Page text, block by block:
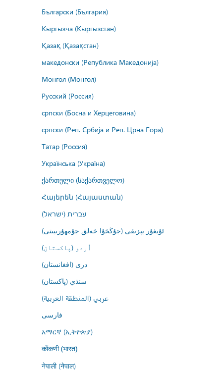
Български (България)
Кыргызча (Кыргызстан)
Қазақ (Қазақстан)
македонски (Република Македонија)
Монгол (Монгол)
Русский (Россия)
српски (Босна и Херцеговина)
српски (Реп. Србија и Реп. Црна Гора)
Татар (Россия)
Українська (Україна)
ქართული (საქართველო)
Հայերեն (Հայաստան)
עברית (ישראל)
ئۇيغۇر يېزىقى (جۇڭخۇا خەلق جۇمھۇرىيىتى)
اُردو (پاکستان)
درى (افغانستان)
سنڌي (پاکستان)
عربي (المنطقة العربية)
فارسى
አማርኛ (ኢትዮጵያ)
कोंकणी (भारत)
नेपाली (नेपाल)